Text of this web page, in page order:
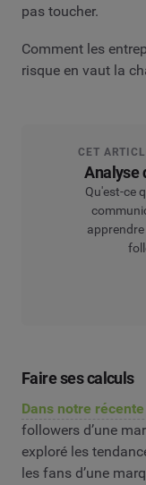
pas toucher.
Comment les
risque en vaut la
CET
Analyse
Qu'est-ce
Faire ses calculs
Dans notre
followers d’une
exploré les
les fans d’une